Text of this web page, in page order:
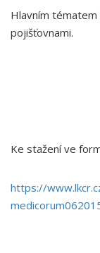
Hlavním
pojišťovnami.
Ke stažení ve
https://